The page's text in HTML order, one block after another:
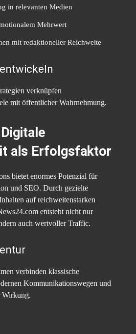
in relevanten Medien
Mehrwert
mit redaktioneller Reichweite
verknüpfen
mit öffentlicher Wahrnehmung.
als Erfolgsfaktor
bietet enormes Potenzial für
und SEO. Durch gezielte
auf reichweitenstarken
entsteht nicht nur
auch wertvoller Traffic.
verbinden klassische
Kommunikationswegen und
Wirkung.